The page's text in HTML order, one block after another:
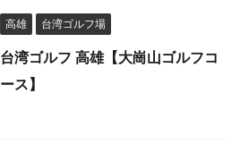
高雄 台湾ゴルフ場
台湾ゴルフ 高雄【大崗山ゴルフコ
ース】